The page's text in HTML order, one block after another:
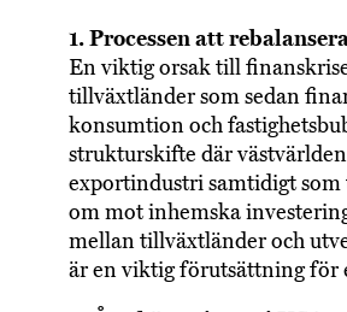
1. Processen att
En viktig orsak till
tillväxtländer som sedan
konsumtion och
strukturskifte där
exportindustri samtidigt
om mot inhemska
mellan tillväxtländer och
är en viktig förutsättning för